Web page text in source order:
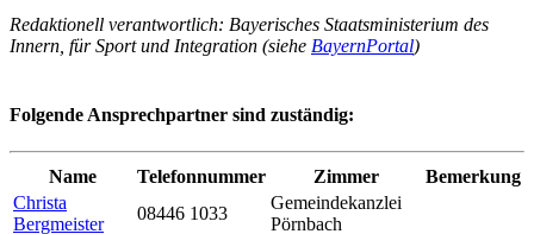
Redaktionell verantwortlich: Bayerisches Staatsministerium des
Innern, für Sport und Integration (siehe BayernPortal)
Folgende Ansprechpartner sind zuständig:
Name Telefonnummer Zimmer
Bemerkung
Christa
Bergmeister
08446 1033
Gemeindekanzlei
Pörnbach